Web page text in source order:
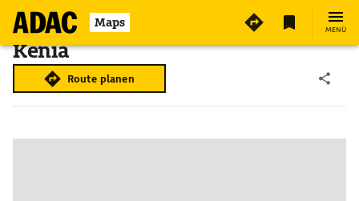
Maps MENÜ
Kenia
Route planen